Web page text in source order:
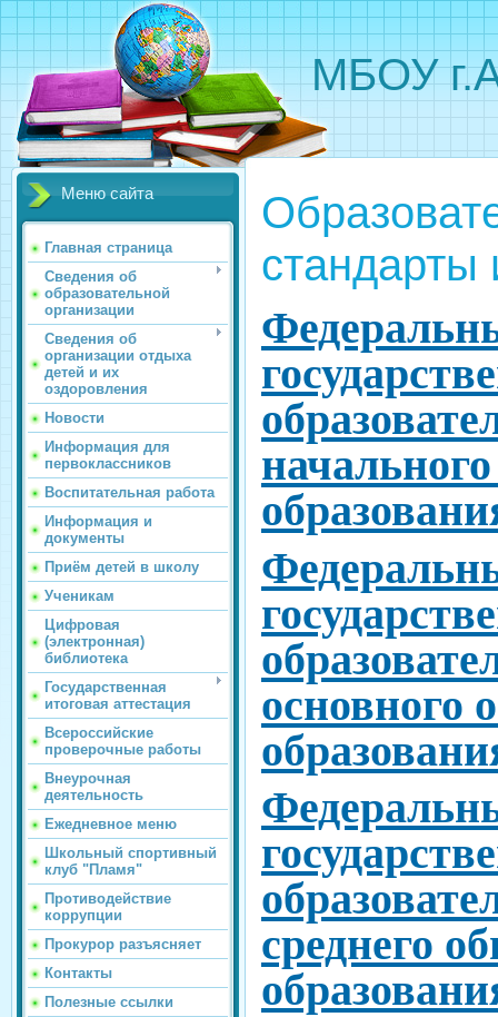
МБОУ
Меню сайта
Главная страница
Сведения об
образовательной
организации
Сведения об
организации отдыха
детей и их
оздоровления
Новости
Информация для
первоклассников
Воспитательная работа
Информация и
документы
Приём детей в школу
Ученикам
Цифровая
(электронная)
библиотека
Государственная
итоговая аттестация
Всероссийские
проверочные работы
Внеурочная
деятельность
Ежедневное меню
Школьный спортивный
клуб "Пламя"
Противодействие
коррупции
Прокурор разъясняет
Контакты
Полезные ссылки
стандарты
основного
среднего